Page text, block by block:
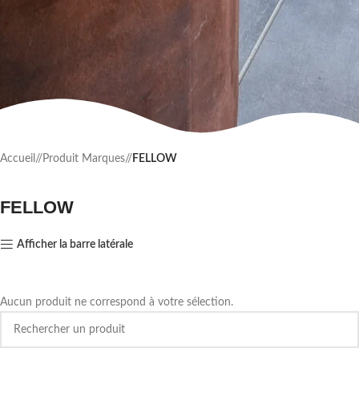
Accueil / Produit Marques/ FELLOW
FELLOW
Afficher la barre latérale
Aucun produit ne correspond à votre sélection.